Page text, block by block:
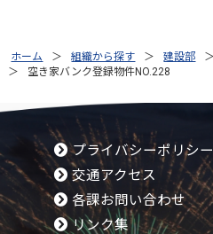
ホーム 組織から探す 建設部
空き家バンク登録物件NO.228
プライバシーポリシー
交通アクセス
各課お問い合わせ
リンク集